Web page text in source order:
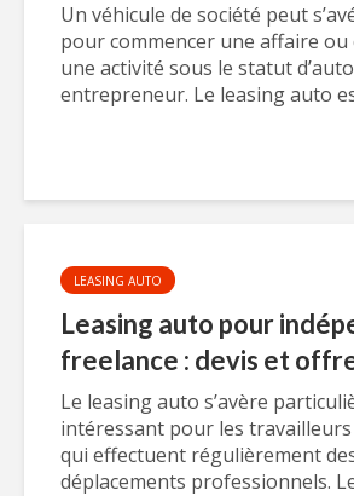
Un véhicule de société peut
pour commencer une affaire
une activité sous le statut
entrepreneur. Le leasing auto
LEASING AUTO
Leasing auto pour
freelance : devis et
Le leasing auto s’avère
intéressant pour les
qui effectuent régulièrement
déplacements professionnels.